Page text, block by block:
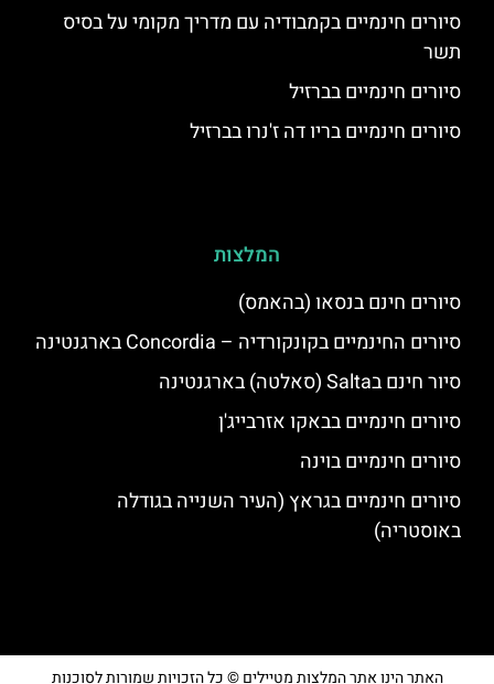
סיורים חינמיים בקמבודיה עם מדריך מקומי על בסיס
תשר
סיורים חינמיים בברזיל
סיורים חינמיים בריו דה ז'נרו בברזיל
המלצות
סיורים חינם בנסאו (בהאמס)
סיורים החינמיים בקונקורדיה – Concordia בארגנטינה
סיור חינם בSalta (סאלטה) בארגנטינה
סיורים חינמיים בבאקו אזרבייג'ן
סיורים חינמיים בוינה
סיורים חינמיים בגראץ (העיר השנייה בגודלה
באוסטריה)
האתר הינו אתר המלצות מטיילים © כל הזכויות שמורות לסוכנות